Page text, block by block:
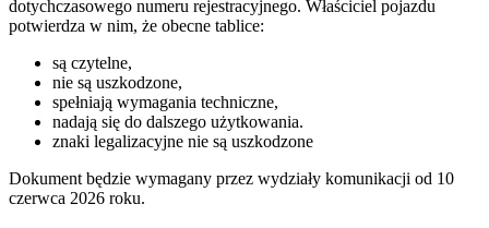
dotychczasowego numeru rejestracyjnego. Właściciel pojazdu
potwierdza w nim, że obecne tablice:
są czytelne,
nie są uszkodzone,
spełniają wymagania techniczne,
nadają się do dalszego użytkowania.
znaki legalizacyjne nie są uszkodzone
Dokument będzie wymagany przez wydziały komunikacji od 10
czerwca 2026 roku.